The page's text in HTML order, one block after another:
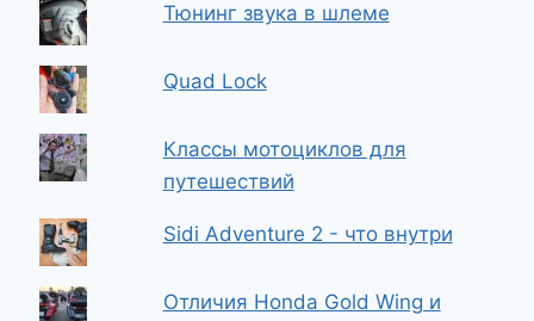
Тюнинг звука в шлеме
Quad Lock
Классы мотоциклов для
путешествий
Sidi Adventure 2 - что внутри
Отличия Honda Gold Wing и